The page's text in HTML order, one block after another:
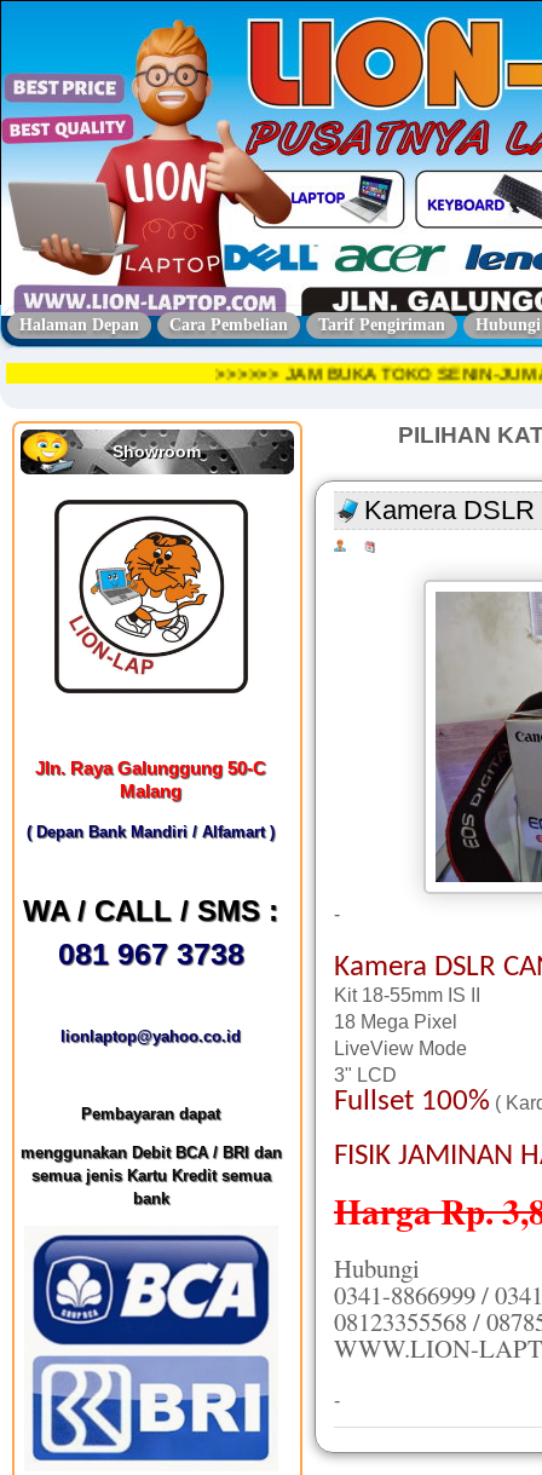
Halaman Depan Cara Pembelian Tarif Pengiriman
>>>>>> JAM BUKA TOKO
Showroom
Jln. Raya Galunggung 50-C
Malang
( Depan Bank Mandiri / Alfamart )
WA / CALL / SMS :
081 967 3738
lionlaptop@yahoo.co.id
Pembayaran dapat
menggunakan Debit BCA / BRI dan
semua jenis Kartu Kredit semua
bank
PILIHAN
Kamera
-
Kamera DSLR
Kit 18-55mm IS II
18 Mega Pixel
LiveView Mode
3" LCD
Fullset 100% (
FISIK JAMINAN
Harga Rp.
Hubungi
0341-8866999 /
08123355568 /
WWW.LION-
-